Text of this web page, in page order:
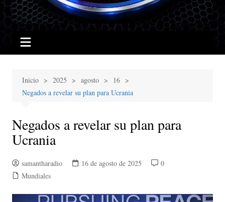
Inicio 2025 agosto
16
Negados a revelar su plan para Ucrania
Negados a revelar su plan para
Ucrania
samantharadio 16 de agosto de 2025
0
Mundiales